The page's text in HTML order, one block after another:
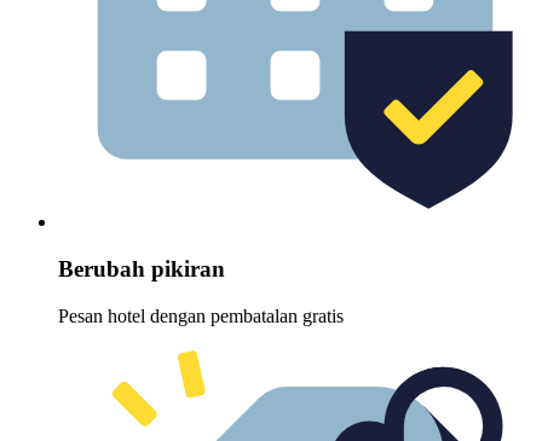
Berubah pikiran
Pesan hotel dengan pembatalan gratis